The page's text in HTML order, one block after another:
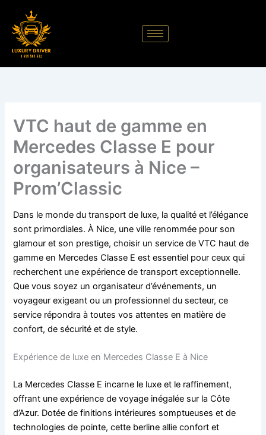
contenu
VTC haut de gamme en
Mercedes Classe E pour
organisateurs à Nice –
Prom’Classic
Dans le monde du transport de luxe, la qualité et l’élégance
sont primordiales. À Nice, une ville renommée pour son
glamour et son prestige, choisir un service de VTC haut de
gamme en Mercedes Classe E est essentiel pour ceux qui
recherchent une expérience de transport exceptionnelle.
Que vous soyez un organisateur d’événements, un
voyageur exigeant ou un professionnel du secteur, ce
service répondra à toutes vos attentes en matière de
confort, de sécurité et de style.
Expérience de luxe en Mercedes Classe E à Nice
La Mercedes Classe E incarne le luxe et le raffinement,
offrant une expérience de voyage inégalée sur la Côte
d’Azur. Dotée de finitions intérieures somptueuses et de
technologies de pointe, cette berline allie confort et